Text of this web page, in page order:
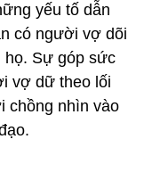
yếu tố dẫn
có người vợ dõi
họ. Sự góp sức
vợ dữ theo lối
chồng nhìn vào